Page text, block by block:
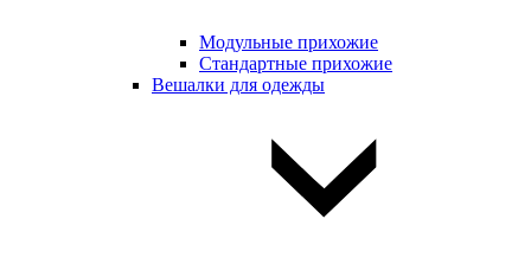
Модульные прихожие
Стандартные прихожие
Вешалки для одежды